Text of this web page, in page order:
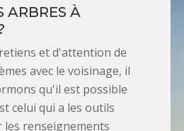
ARBRES À
et d'attention de
avec le voisinage, il
qu'il est possible
celui qui a les outils
renseignements